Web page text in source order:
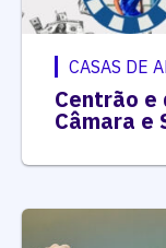
CASAS DE
Centrão
Câmara e